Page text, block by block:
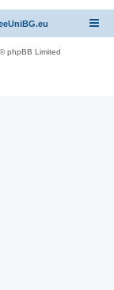
phpBB Limited